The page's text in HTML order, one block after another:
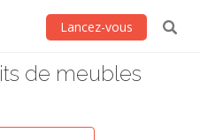
Lancez-vous
de meubles